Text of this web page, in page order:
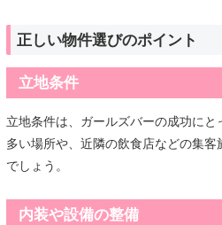
正しい物件選びのポイント
立地条件
立地条件は、ガールズバーの成功に
多い場所や、近隣の飲食店などの集
でしょう。
内装や設備の整備